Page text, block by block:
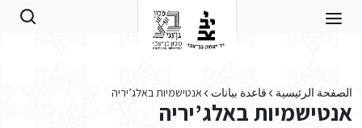
الصفحة الرئيسية قاعدة بيانات אנטישמיות באלג’יריה
אנטישמיות באלג’יריה